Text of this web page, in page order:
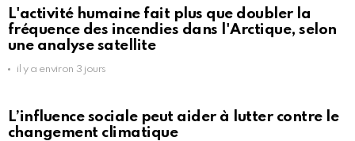
L'activité humaine fait plus que doubler la
fréquence des incendies dans l'Arctique, selon
une analyse satellite
il y a environ 3 jours
L’influence sociale peut aider à lutter contre le
changement climatique